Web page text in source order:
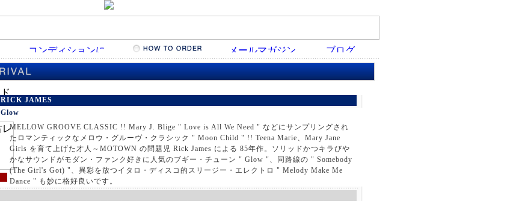
RICK JAMES
Glow
MELLOW GROOVE CLASSIC !! Mary J. Blige " Love is All We Need " などにサンプリングされ
たロマンティックなメロウ・グルーヴ・クラシック " Moon Child " !! Teena Marie、Mary Jane
Girls を育て上げた才人～MOTOWN の問題児 Rick James による 85年作。ソリッドかつキラびや
かなサウンドがモダン・ファンク好きに人気のブギー・チューン " Glow "、同路線の " Somebody
(The Girl's Got) "、異彩を放つイタロ・ディスコ的スリージー・エレクトロ " Melody Make Me
Dance " も妙に格好良いです。